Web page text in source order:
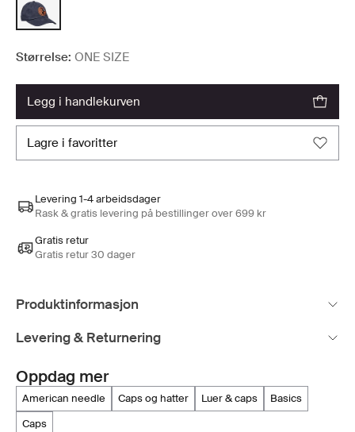
Størrelse: ONE SIZE
legg i handlekurven
lagre i favoritter
Levering 1-4 arbeidsdager
Rask & gratis levering på bestillinger over 699 kr
Gratis retur
Gratis retur 30 dager
Produktinformasjon
Levering & Returnering
Oppdag mer
american needle caps og hatter luer & caps
basics
caps